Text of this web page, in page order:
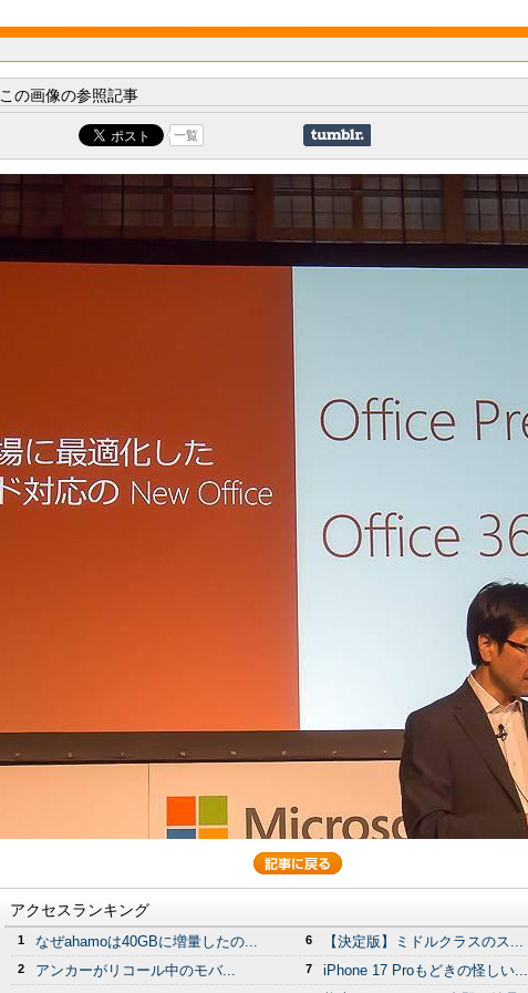
この画像の参照記事
一覧
アクセスランキング
1 なぜahamoは40GBに増量したの...
2 アンカーがリコール中のモバ...
6 【決定版】ミドルクラスのス...
7 iPhone 17 Proもどきの怪しい...